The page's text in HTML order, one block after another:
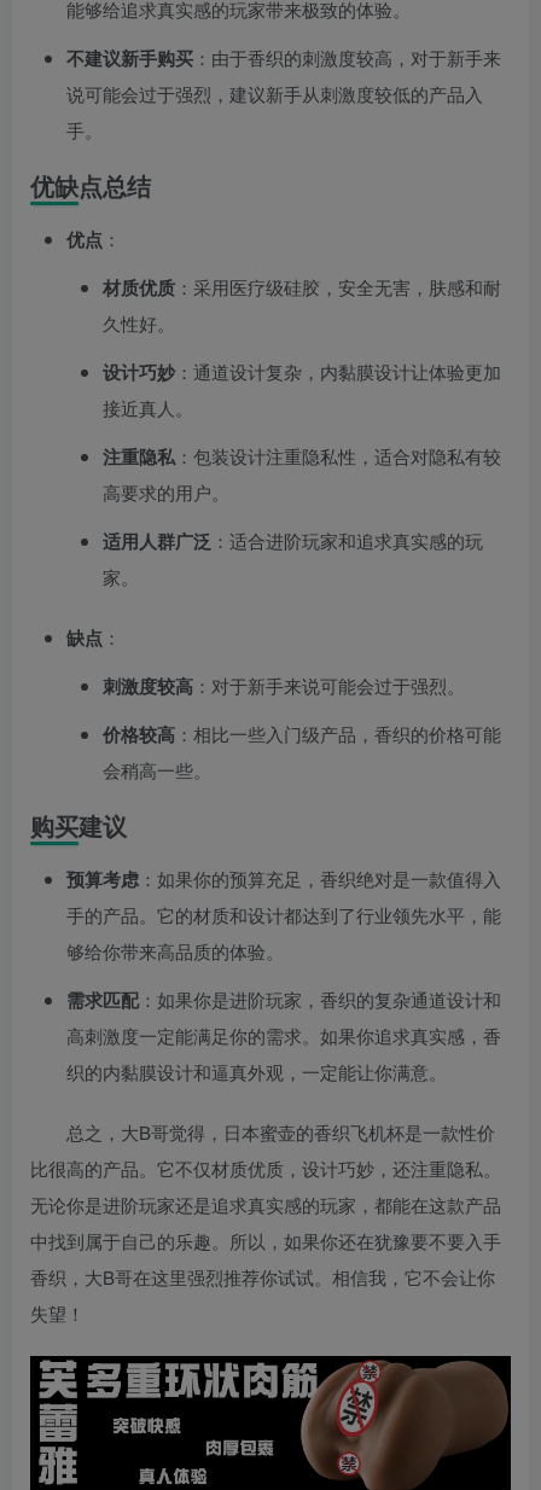
能够给追求真实感的玩家带来极致的体验。
不建议新手购买 ：由于香织的刺激度较高，对于新手来
说可能会过于强烈，建议新手从刺激度较低的产品入
手。
优缺点总结
优点 ：
材质优质 ：采用医疗级硅胶，安全无害，肤感和耐
久性好。
设计巧妙：通道设计复杂，内黏膜设计让体验更加
接近真人。
注重隐私 ：包装设计注重隐私性，适合对隐私有较
高要求的用户。
适用人群广泛 ：适合进阶玩家和追求真实感的玩
家。
缺点 ：
刺激度较高 ：对于新手来说可能会过于强烈。
价格较高 ：相比一些入门级产品，香织的价格可能
会稍高一些。
购买建议
预算考虑 ：如果你的预算充足，香织绝对是一款值得入
手的产品。它的材质和设计都达到了行业领先水平，能
够给你带来高品质的体验。
需求匹配：如果你是进阶玩家，香织的复杂通道设计和
高刺激度一定能满足你的需求。如果你追求真实感，香
织的内黏膜设计和逼真外观，一定能让你满意。
总之，大B哥觉得，日本蜜壶的香织飞机杯是一款性价
比很高的产品。它不仅材质优质，设计巧妙，还注重隐私。
无论你是进阶玩家还是追求真实感的玩家，都能在这款产品
中找到属于自己的乐趣。所以，如果你还在犹豫要不要入手
香织，大B哥在这里强烈推荐你试试。相信我，它不会让你
失望！